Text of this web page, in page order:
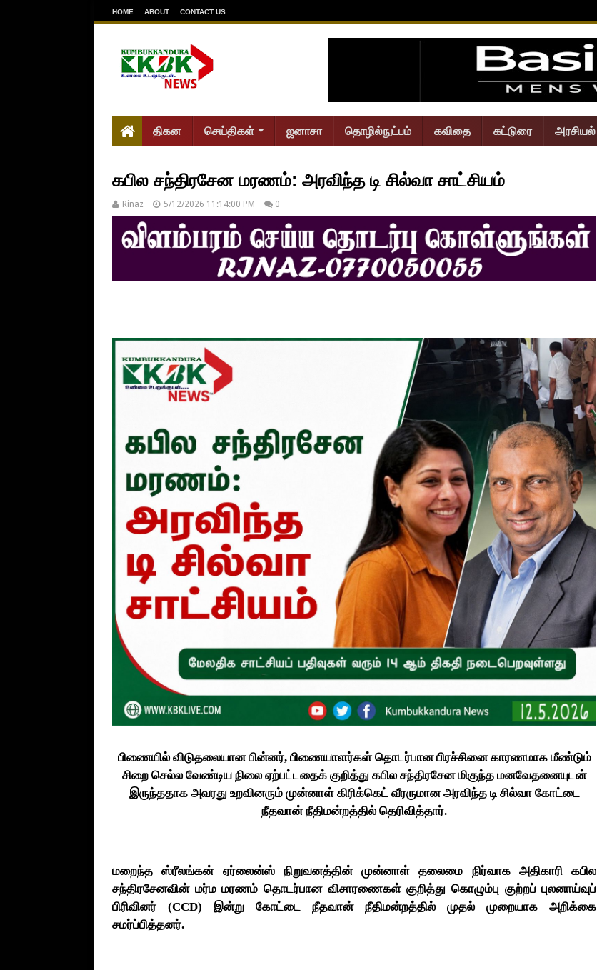
HOME ABOUT CONTACT US
இது ஒரு கட்டணம் செலுத்தப்பட்ட விளம்பரம்
திகன செய்திகள் ஜனாசா தொழில்நுட்பம் கவிதை கட்டுரை அரசியல்
கபில சந்திரசேன மரணம்: அரவிந்த டி சில்வா சாட்சியம்
Rinaz 5/12/2026 11:14:00 PM 0
பிணையில் விடுதலையான பின்னர், பிணையாளர்கள் தொடர்பான பிரச்சினை காரணமாக மீண்டும்
சிறை செல்ல வேண்டிய நிலை ஏற்பட்டதைக் குறித்து கபில சந்திரசேன மிகுந்த மனவேதனையுடன்
இருந்ததாக அவரது உறவினரும் முன்னாள் கிரிக்கெட் வீரருமான அரவிந்த டி சில்வா கோட்டை
நீதவான் நீதிமன்றத்தில் தெரிவித்தார்.
மறைந்த ஸ்ரீலங்கன் ஏர்லைன்ஸ் நிறுவனத்தின் முன்னாள் தலைமை நிர்வாக அதிகாரி கபில
சந்திரசேனவின் மர்ம மரணம் தொடர்பான விசாரணைகள் குறித்து கொழும்பு குற்றப் புலனாய்வுப்
பிரிவினர் (CCD) இன்று கோட்டை நீதவான் நீதிமன்றத்தில் முதல் முறையாக அறிக்கை
சமர்ப்பித்தனர்.